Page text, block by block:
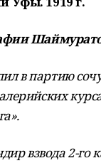
в партию
взвода 2-го